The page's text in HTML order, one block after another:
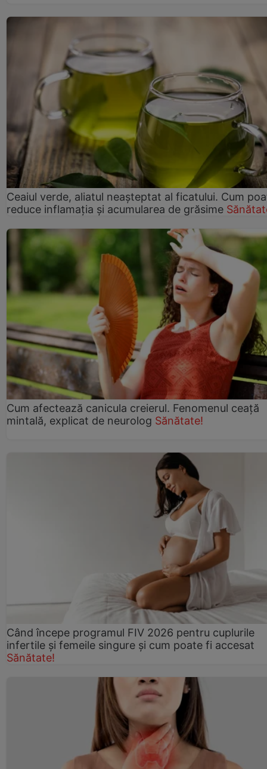
Ceaiul verde, aliatul neașteptat al ficatului. Cum
reduce inflamația și acumularea de grăsime
Cum afectează canicula creierul. Fenomenul ceață
mintală, explicat de neurolog Sănătate!
Când începe programul FIV 2026 pentru cuplurile
infertile şi femeile singure şi cum poate fi accesat
Sănătate!